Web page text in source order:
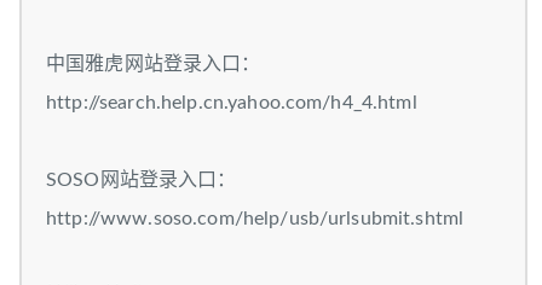
中国雅虎网站登录入口：
http://search.help.cn.yahoo.com/h4_4.html
SOSO网站登录入口：
http://www.soso.com/help/usb/urlsubmit.shtml